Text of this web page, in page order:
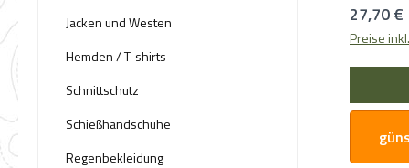
Jacken und Westen
Hemden / T-shirts
Schnittschutz
Schießhandschuhe
Regenbekleidung
27,70 €
Preise